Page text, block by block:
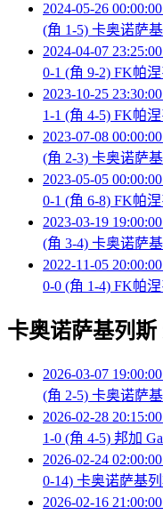
2024-05-26
(角 1-5) 卡奥诺萨
2024-04-07
0-1 (角 9-2) FK帕
2023-10-25
1-1 (角 4-5) FK帕
2023-07-08
(角 2-3) 卡奥诺萨
2023-05-05
0-1 (角 6-8) FK帕
2023-03-19
(角 3-4) 卡奥诺萨
2022-11-05
0-0 (角 1-4) FK帕
卡奥诺萨基列斯
2026-03-07
(角 2-5) 卡奥诺萨
2026-02-28
1-0 (角 4-5) 邦加
2026-02-24
0-14) 卡奥诺萨基
2026-02-16